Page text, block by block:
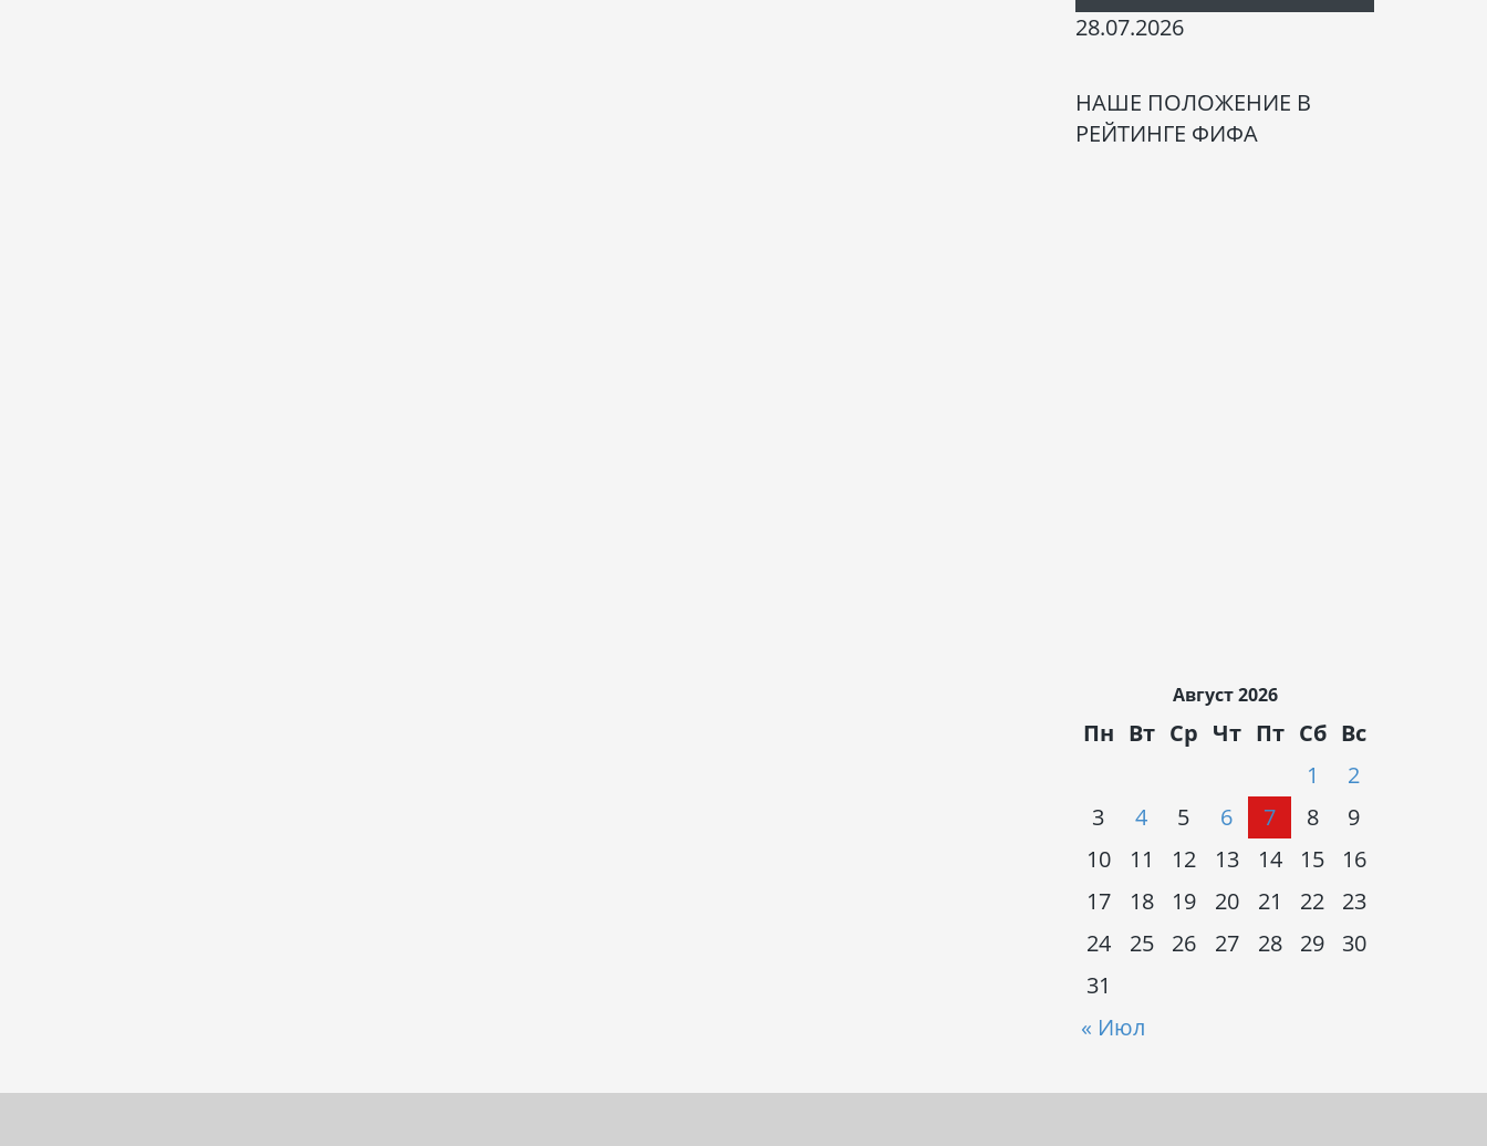
28.07.2026
НАШЕ ПОЛОЖЕНИЕ В
РЕЙТИНГЕ ФИФА
Август 2026
Пн Вт Ср Чт Пт Сб Вс
« Июл
1
2
3
4 5 6 7 8
9
10
11 12 13 14 15
16
17
18 19 20 21 22
23
24
25 26 27 28 29
30
31